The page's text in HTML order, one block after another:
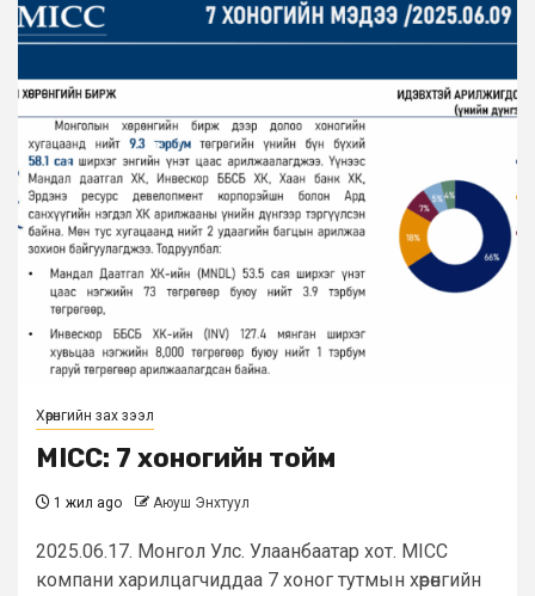
Хөрөнгийн зах зээл
MICC: 7 хоногийн тойм
1 жил ago Аюуш Энхтуул
2025.06.17. Монгол Улс. Улаанбаатар хот. MICC
компани харилцагчиддаа 7 хоног тутмын хөрөнгийн